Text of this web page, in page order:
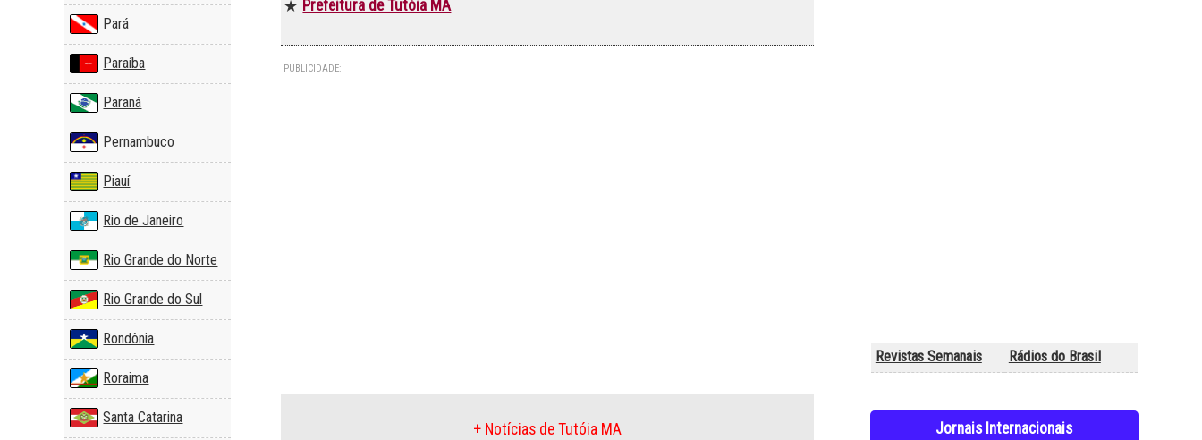
Pará
Paraíba
Paraná
Pernambuco
Piauí
Rio de Janeiro
Rio Grande do Norte
Rio Grande do Sul
Rondônia
Roraima
Santa Catarina
★ Prefeitura de Tutóia MA
PUBLICIDADE:
+ Notícias de Tutóia MA
Revistas Semanais Rádios do Brasil
Jornais Internacionais